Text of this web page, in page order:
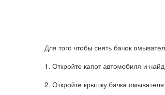
Для того чтобы снять бачок
1. Откройте капот автомобиля и
2. Откройте крышку бачка